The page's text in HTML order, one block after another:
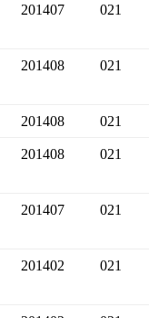
201407 021
201408 021
201408 021
201408 021
201407 021
201402 021